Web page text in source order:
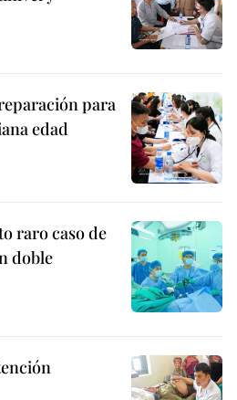
para
edad
raro caso de
doble